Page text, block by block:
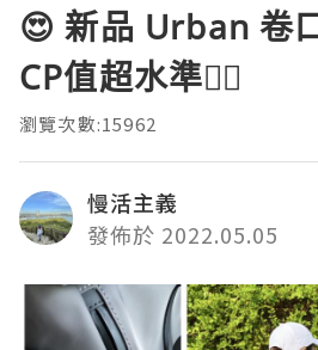
😍 新品 Urban 卷
CP值超水準👍🏻
瀏覽次數:15962
慢活主義
發佈於 2022.05.05